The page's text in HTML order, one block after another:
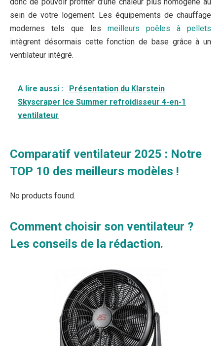
sein de votre logement. Les équipements de chauffage
modernes tels que les meilleurs poêles à pellets
intègrent désormais cette fonction de base grâce à un
ventilateur intégré.
A lire aussi :
Présentation du Klarstein
Skyscraper Ice Summer refroidisseur 4-en-1
ventilateur
Comparatif ventilateur 2025 : Notre
TOP 10 des meilleurs modèles !
No products found.
Comment choisir son ventilateur ?
Les conseils de la rédaction.